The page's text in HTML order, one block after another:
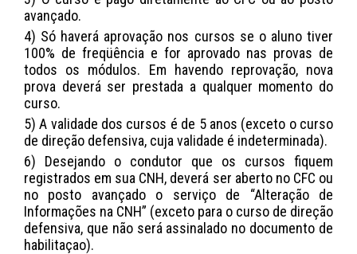
avançado.
4) Só haverá aprovação nos cursos se o aluno tiver
100% de freqüência e for aprovado nas provas de
todos os módulos. Em havendo reprovação, nova
prova deverá ser prestada a qualquer momento do
curso.
5) A validade dos cursos é de 5 anos (exceto o curso
de direção defensiva, cuja validade é indeterminada).
6) Desejando o condutor que os cursos fiquem
registrados em sua CNH, deverá ser aberto no CFC ou
no posto avançado o serviço de “Alteração de
Informações na CNH” (exceto para o curso de direção
defensiva, que não será assinalado no documento de
habilitaçao).